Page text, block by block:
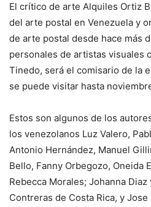
El crítico de arte Alquiles Ortiz
del arte postal en Venezuela y
de arte postal desde hace más
personales de artistas visuales
Tinedo, será el comisario de la
se puede visitar hasta
Estos son algunos de los
los venezolanos Luz Valero,
Antonio Hernández, Manuel
Bello, Fanny Orbegozo, Oneida
Rebecca Morales; Johanna
Contreras de Costa Rica, y